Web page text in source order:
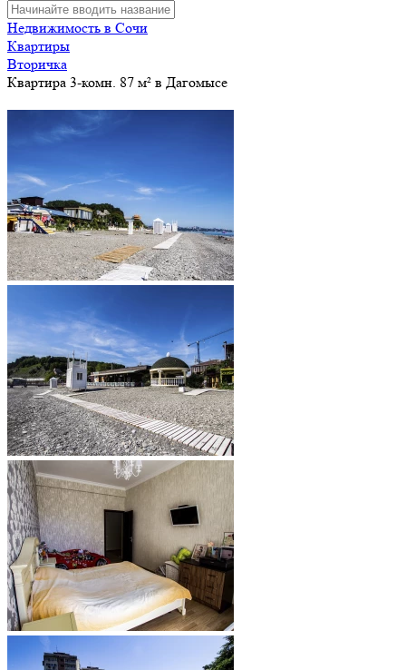
Недвижимость в Сочи
Квартиры
Вторичка
Квартира 3-комн. 87 м² в Дагомысе